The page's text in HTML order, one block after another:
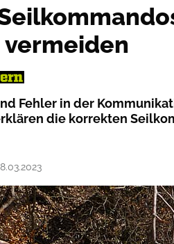
Fehler in der
die korrekten